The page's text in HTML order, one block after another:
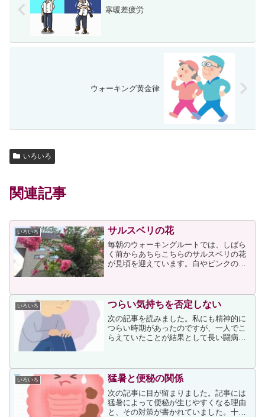
寒暖差疲労
ウォーキング黄金律
いろいろ
関連記事
いろいろ サルスベリの花
毎朝のウォーキングルートでは、しばら
く前からあちらこちらのサルスベリの花
が見頃を迎えています。白やピンクの花
サルスベリは知り合い...
いろいろ つらい気持ちを否定しない
次の記事を読みました。私にも精神的に
つらい時期があったのですが、一人でこ
らえていたことが結果として長い闘病生
しばむ大きな因子なのです。一人で我慢
していれば誰にも迷惑をか...
いろいろ 猛暑と便秘の関係
次の記事に目が留まりました。記事には
猛暑によって便秘が生じやすくなる理由
と、その対策が書かれていました。十分